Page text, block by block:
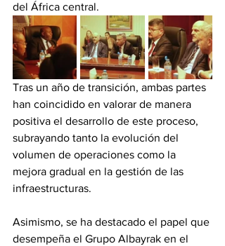
del África central.
Tras un año de transición, ambas partes
han coincidido en valorar de manera
positiva el desarrollo de este proceso,
subrayando tanto la evolución del
volumen de operaciones como la
mejora gradual en la gestión de las
infraestructuras.
Asimismo, se ha destacado el papel que
desempeña el Grupo Albayrak en el